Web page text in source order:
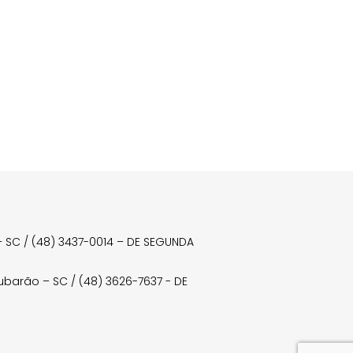
/ (48) 3437-0014 – DE SEGUNDA
– SC / (48) 3626-7637 - DE